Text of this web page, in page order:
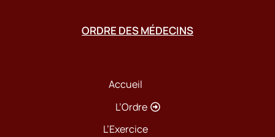
ORDRE DES MÉDECINS
Accueil
L’Ordre
L’Exercice